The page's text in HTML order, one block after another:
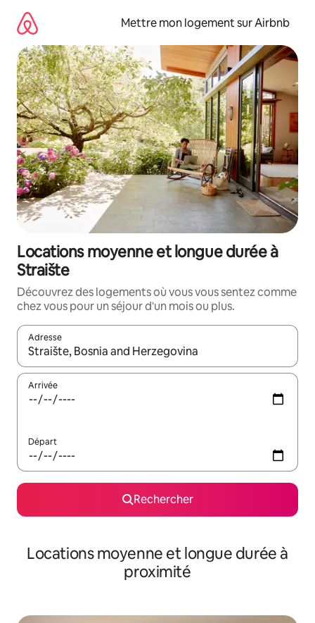
directement
contenu
Mettre mon logement sur Airbnb
Locations moyenne et longue durée à
Straište
Découvrez des logements où vous vous sentez comme
chez vous pour un séjour d'un mois ou plus.
Adresse
Lorsque les résultats s'affichent, utilisez les flèches vers le
Arrivée
Départ
Rechercher
Locations moyenne et longue durée à
proximité